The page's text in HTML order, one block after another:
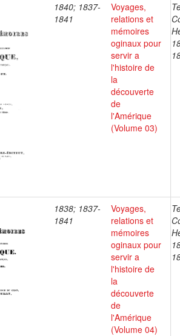
1840; 1837-
1841
Voyages,
relations et
mémoires
oginaux pour
servir a
l'histoire de
la
découverte
de
l'Amérique
(Volume 03)
1838; 1837-
1841
Voyages,
relations et
mémoires
oginaux pour
servir a
l'histoire de
la
découverte
de
l'Amérique
(Volume 04)